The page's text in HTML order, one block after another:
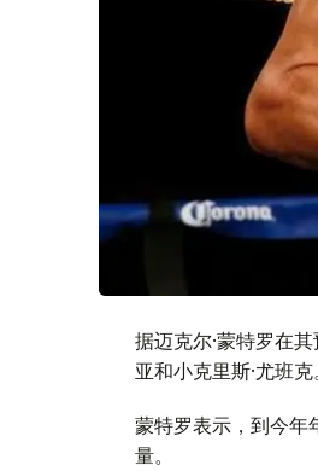
据迈克尔·蒙特罗在
亚和小克里斯·尤班克
蒙特罗表示，到今年
量。